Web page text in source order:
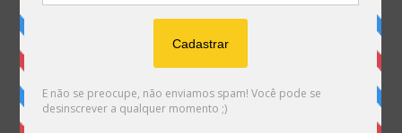
Carregando visualização